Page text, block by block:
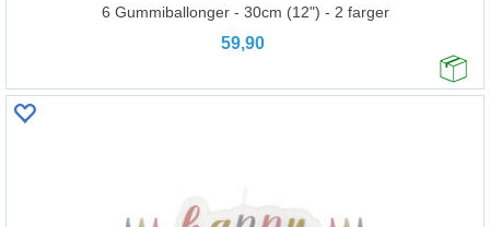
6 Gummiballonger - 30cm (12") - 2 farger
59,90